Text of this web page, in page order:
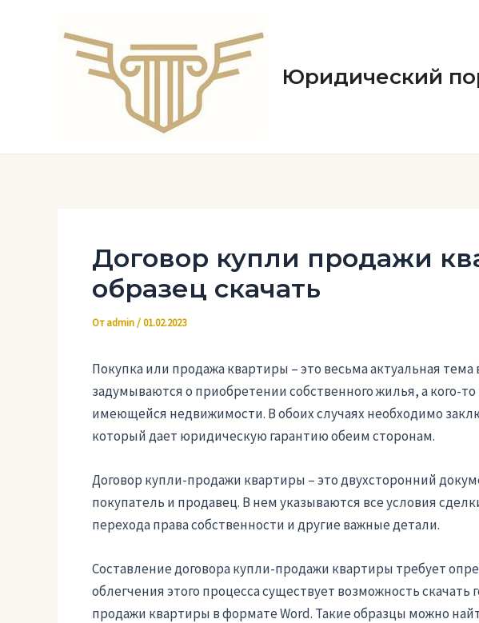
содержимому
Юридический
Договор купли продажи
образец скачать
Отadmin/01.02.2023
Покупка или продажа квартиры – это весьма актуальная
задумываются о приобретении собственного жилья, а кого-
имеющейся недвижимости. В обоих случаях необходимо
который дает юридическую гарантию обеим сторонам.
Договор купли-продажи квартиры – это двухсторонний
покупатель и продавец. В нем указываются все условия
перехода права собственности и другие важные детали.
Составление договора купли-продажи квартиры требует
облегчения этого процесса существует возможность
продажи квартиры в формате Word. Такие образцы можно